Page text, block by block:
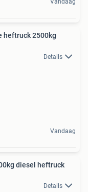
Vandaag
heftruck 2500kg
Details
Vandaag
diesel heftruck
Details